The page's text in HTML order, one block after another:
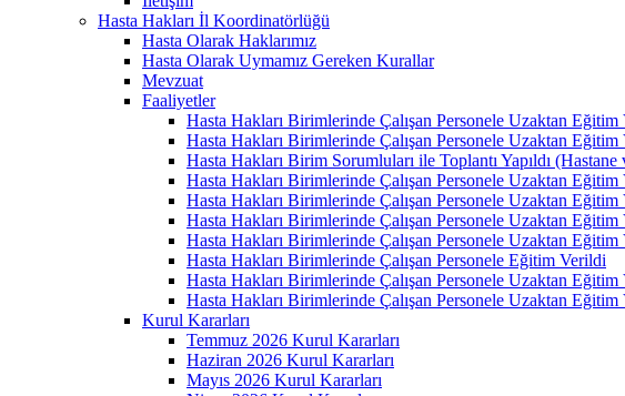
Hasta Hakları İl Koordinatörlüğü
Hasta Olarak Haklarımız
Hasta Olarak Uymamız Gereken Kurallar
Mevzuat
Faaliyetler
Hasta Hakları Birimlerinde Çalışan Personele Uzaktan Eğitim
Hasta Hakları Birimlerinde Çalışan Personele Uzaktan Eğitim
Hasta Hakları Birim Sorumluları ile Toplantı Yapıldı
Hasta Hakları Birimlerinde Çalışan Personele Uzaktan Eğitim
Hasta Hakları Birimlerinde Çalışan Personele Uzaktan Eğitim
Hasta Hakları Birimlerinde Çalışan Personele Uzaktan Eğitim
Hasta Hakları Birimlerinde Çalışan Personele Uzaktan Eğitim
Hasta Hakları Birimlerinde Çalışan Personele Eğitim Verildi
Hasta Hakları Birimlerinde Çalışan Personele Uzaktan Eğitim
Hasta Hakları Birimlerinde Çalışan Personele Uzaktan Eğitim
Kurul Kararları
Temmuz 2026 Kurul Kararları
Haziran 2026 Kurul Kararları
Mayıs 2026 Kurul Kararları